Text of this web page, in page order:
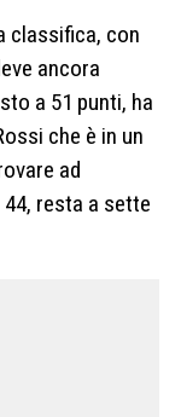
classifica, con
ancora
a 51 punti, ha
che è in un
ad
resta a sette